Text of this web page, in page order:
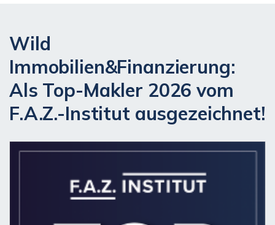
Wild
Immobilien&Finanzierung:
Als Top-Makler 2026 vom
F.A.Z.-Institut ausgezeichnet!